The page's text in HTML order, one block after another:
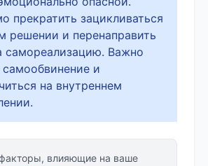
прекратить зацикливаться
решении и перенаправить
самореализацию. Важно
и
на внутреннем
влияющие на ваше